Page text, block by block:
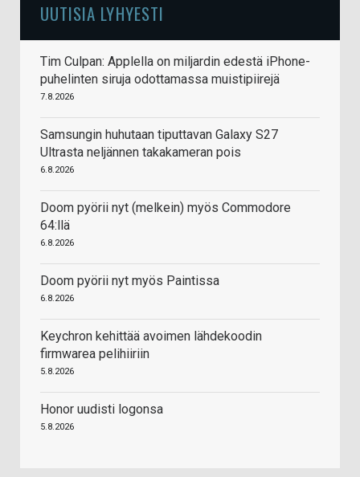
UUTISIA LYHYESTI
Tim Culpan: Applella on miljardin edestä iPhone-
puhelinten siruja odottamassa muistipiirejä
7.8.2026
Samsungin huhutaan tiputtavan Galaxy S27
Ultrasta neljännen takakameran pois
6.8.2026
Doom pyörii nyt (melkein) myös Commodore
64:llä
6.8.2026
Doom pyörii nyt myös Paintissa
6.8.2026
Keychron kehittää avoimen lähdekoodin
firmwarea pelihiiriin
5.8.2026
Honor uudisti logonsa
5.8.2026